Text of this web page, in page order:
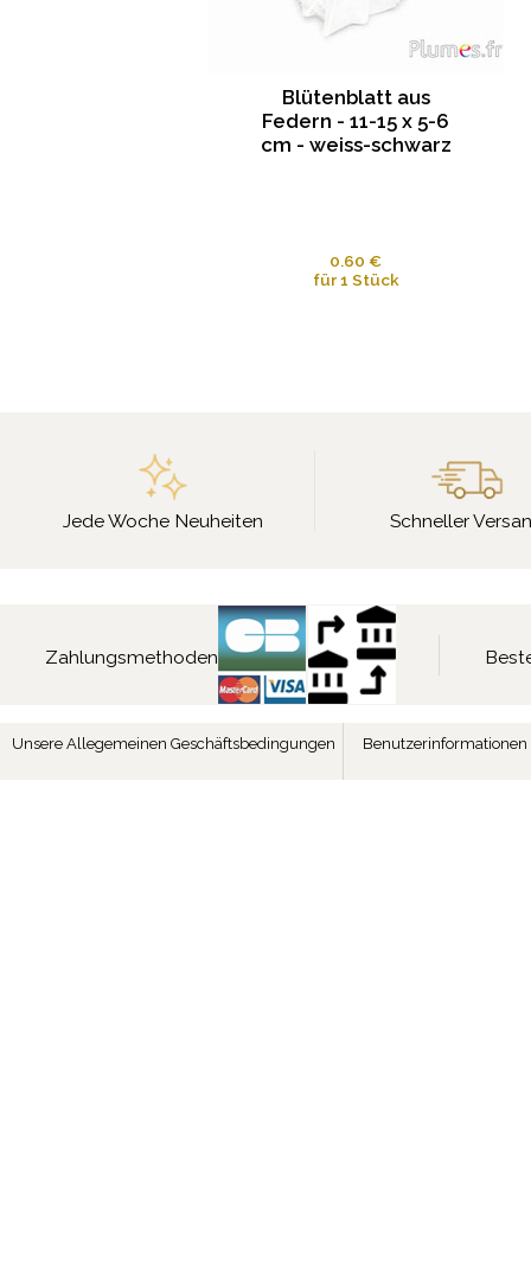
Blütenblatt aus
Federn - 11-15 x 5-6
cm - weiss-schwarz
0.60 €
für 1 Stück
Jede Woche Neuheiten Schneller
Zahlungsmethoden
Unsere Allegemeinen Geschäftsbedingungen Benutzerinformationen